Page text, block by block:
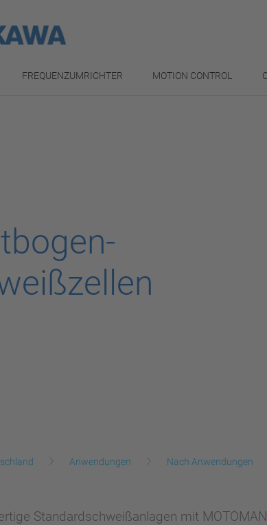
FREQUENZUMRICHTER MOTION CONTROL
Anwendungen Nach Anwendungen
Standardschweißanlagen mit